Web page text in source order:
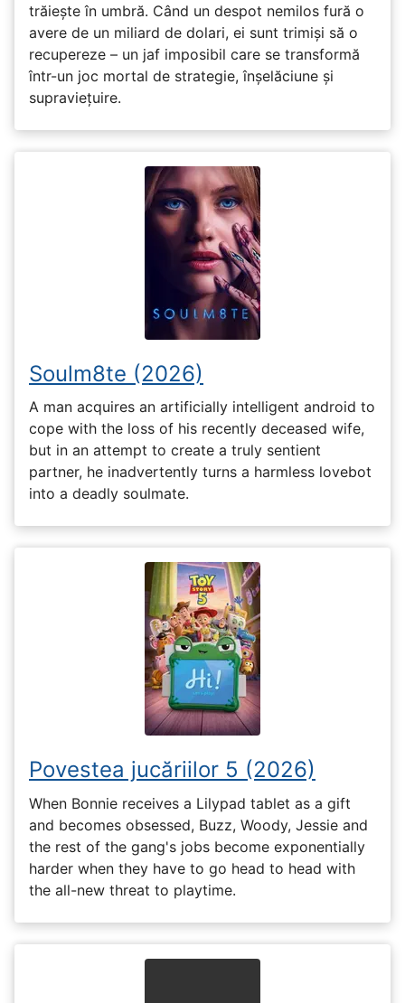
trăiește în umbră. Când un despot nemilos fură o
avere de un miliard de dolari, ei sunt trimiși să o
recupereze – un jaf imposibil care se transformă
într-un joc mortal de strategie, înșelăciune și
supraviețuire.
Soulm8te (2026)
A man acquires an artificially intelligent android to
cope with the loss of his recently deceased wife,
but in an attempt to create a truly sentient
partner, he inadvertently turns a harmless lovebot
into a deadly soulmate.
Povestea jucăriilor 5 (2026)
When Bonnie receives a Lilypad tablet as a gift
and becomes obsessed, Buzz, Woody, Jessie and
the rest of the gang's jobs become exponentially
harder when they have to go head to head with
the all-new threat to playtime.